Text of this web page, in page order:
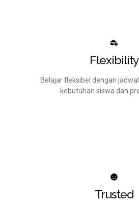
Flexibility
Belajar fleksibel dengan
kebutuhan siswa dan
Trusted